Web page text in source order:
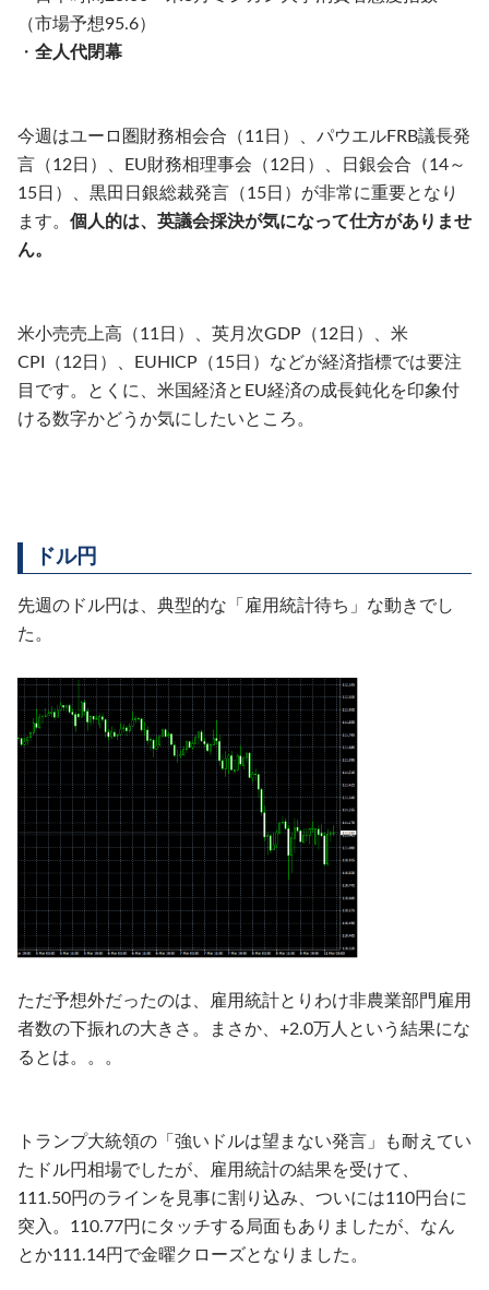
（市場予想95.6）
・ 全人代閉幕
今週はユーロ圏財務相会合（11日）、パウエルFRB議長発
言（12日）、EU財務相理事会（12日）、日銀会合（14～
15日）、黒田日銀総裁発言（15日）が非常に重要となり
ます。 個人的は、英議会採決が気になって仕方がありませ
ん。
米小売売上高（11日）、英月次GDP（12日）、米
CPI（12日）、EUHICP（15日）などが経済指標では要注
目です。とくに、米国経済とEU経済の成長鈍化を印象付
ける数字かどうか気にしたいところ。
ドル円
先週のドル円は、典型的な「雇用統計待ち」な動きでし
た。
ただ予想外だったのは、雇用統計とりわけ非農業部門雇用
者数の下振れの大きさ。まさか、+2.0万人という結果にな
るとは。。。
トランプ大統領の「強いドルは望まない発言」も耐えてい
たドル円相場でしたが、雇用統計の結果を受けて、
111.50円のラインを見事に割り込み、ついには110円台に
突入。110.77円にタッチする局面もありましたが、なん
とか111.14円で金曜クローズとなりました。